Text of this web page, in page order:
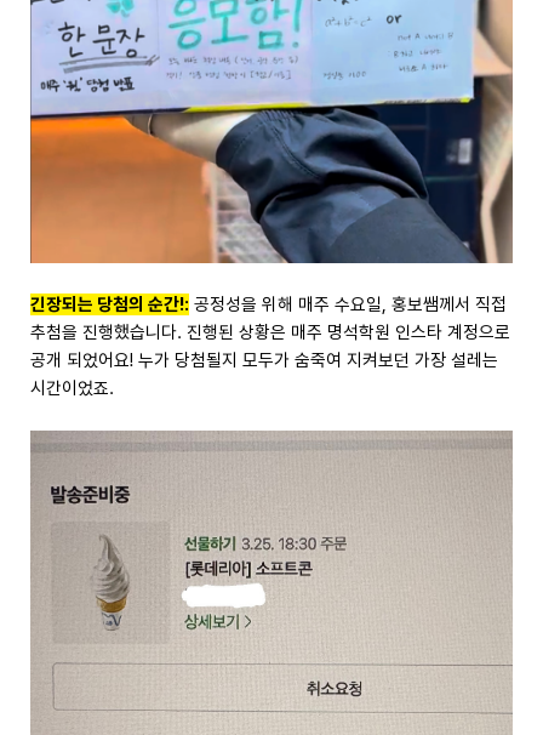
긴장되는 당첨의 순간!: 공정성을 위해 매주 수요일, 홍보쌤께서 직접
추첨을 진행했습니다. 진행된 상황은 매주 명석학원 인스타 계정으로
공개 되었어요! 누가 당첨될지 모두가 숨죽여 지켜보던 가장 설레는
시간이었죠.